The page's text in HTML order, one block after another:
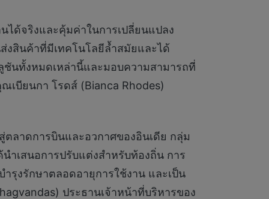
ได้จริงและคุ้มค่าในการเปลี่ยนแปลง
งสินค้าที่มีเทคโนโลยีล้ำสมัยและได้
นทั้งหมดเหล่านี้และมอบความสามารถที่
เบียนกา โรดส์ (Bianca Rhodes)
ลาดการบินและอวกาศของอินเดีย กลุ่ม
ำเสนอการปรับแต่งสำหรับท้องถิ่น การ
รุงรักษาตลอดอายุการใช้งาน และเป็น
ประธานเจ้าหน้าที่บริหารของ